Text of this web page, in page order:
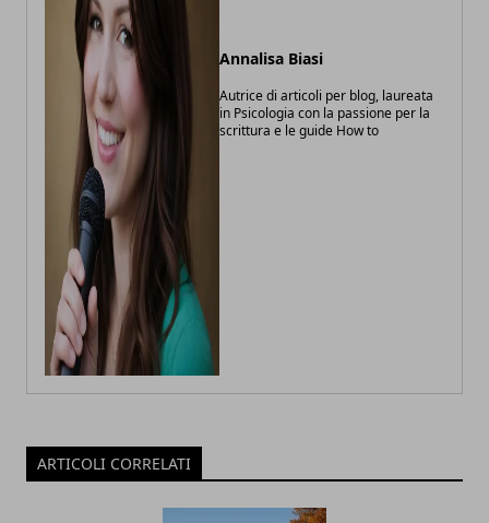
Annalisa Biasi
Autrice di articoli per blog, laureata
in Psicologia con la passione per la
scrittura e le guide How to
ARTICOLI CORRELATI